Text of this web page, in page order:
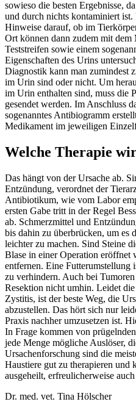
sowieso die besten Ergebnisse,
und durch nichts kontaminiert
Hinweise darauf, ob im
Ort können dann zudem mit
Teststreifen sowie einem
Eigenschaften des Urins
Diagnostik kann man zumindest
im Urin sind oder nicht. Um
im Urin enthalten sind, muss die
gesendet werden. Im Anschluss
sogenanntes Antibiogramm
Medikament im jeweiligen
Welche Therapie
Das hängt von der Ursache ab.
Entzündung, verordnet der
Antibiotikum, wie vom Labor
ersten Gabe tritt in der Regel
ab. Schmerzmittel und
bis dahin zu überbrücken, um es
leichter zu machen. Sind Steine
Blase in einer Operation eröffnet
entfernen. Eine
zu verhindern. Auch bei
Resektion nicht umhin. Leidet
Zystitis, ist der beste Weg, die
abzustellen. Das hört sich nur
Praxis nachher umzusetzen ist.
In Frage kommen von
jede Menge mögliche Auslöser,
Ursachenforschung sind die
Haustiere gut zu therapieren und
ausgeheilt, erfreulicherweise
Dr. med. vet. Tina Hölscher